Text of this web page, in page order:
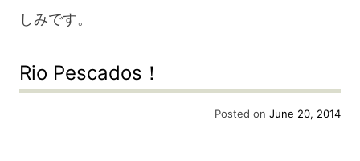
しみです。
Rio Pescados！
Posted on June 20, 2014